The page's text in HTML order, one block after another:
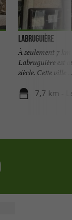
Labruguière
À seulement 7
Labruguière est
siècle. Cette ville ...
7,7 km -